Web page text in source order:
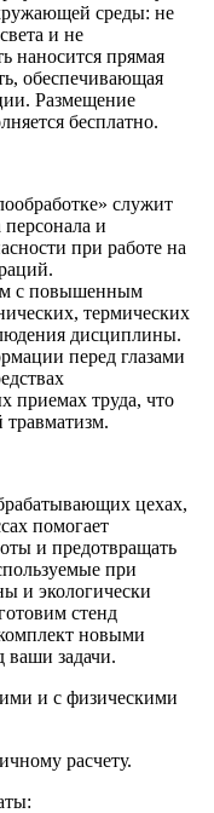
среды: не
и не
наносится прямая
обеспечивающая
Размещение
бесплатно.
служит
и
при работе на
с повышенным
термических
дисциплины.
перед глазами
приемах труда, что
цехах,
помогает
и предотвращать
при
и экологически
стенд
новыми
ваши задачи.
и с физическими
расчету.